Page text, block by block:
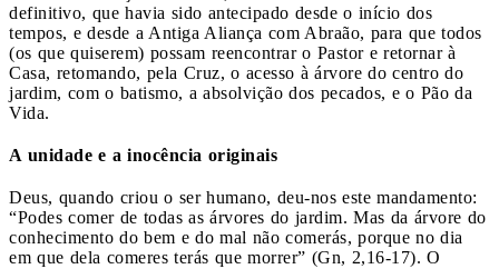
definitivo, que havia sido antecipado desde o início dos
tempos, e desde a Antiga Aliança com Abraão, para que todos
(os que quiserem) possam reencontrar o Pastor e retornar à
Casa, retomando, pela Cruz, o acesso à árvore do centro do
jardim, com o batismo, a absolvição dos pecados, e o Pão da
Vida.
A unidade e a inocência originais
Deus, quando criou o ser humano, deu-nos este mandamento:
“Podes comer de todas as árvores do jardim. Mas da árvore do
conhecimento do bem e do mal não comerás, porque no dia
em que dela comeres terás que morrer” (Gn, 2,16-17). O